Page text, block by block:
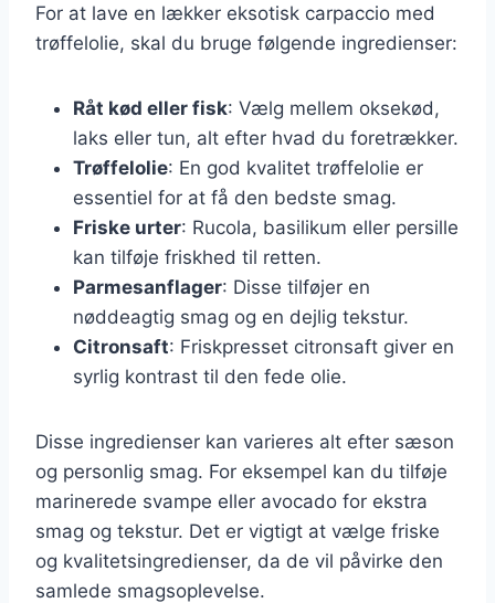
For at lave en lækker eksotisk carpaccio med
trøffelolie, skal du bruge følgende ingredienser:
Råt kød eller fisk: Vælg mellem oksekød,
laks eller tun, alt efter hvad du foretrækker.
Trøffelolie: En god kvalitet trøffelolie er
essentiel for at få den bedste smag.
Friske urter: Rucola, basilikum eller persille
kan tilføje friskhed til retten.
Parmesanflager: Disse tilføjer en
nøddeagtig smag og en dejlig tekstur.
Citronsaft: Friskpresset citronsaft giver en
syrlig kontrast til den fede olie.
Disse ingredienser kan varieres alt efter sæson
og personlig smag. For eksempel kan du tilføje
marinerede svampe eller avocado for ekstra
smag og tekstur. Det er vigtigt at vælge friske
og kvalitetsingredienser, da de vil påvirke den
samlede smagsoplevelse.